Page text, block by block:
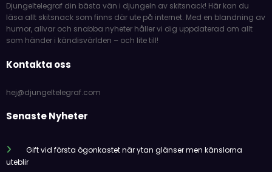
Djungeltelegraf din bästa vän i djungeln av skitsnack! Här kan du
läsa allt skitsnack som finns där ute på internet. Med en blandning av
humor, allvar och snabba nyheter håller vi dig uppdaterad om allt
som händer i kändisvärlden – och lite till!
Kontakta oss
hej@djungeltelegraf.com
Senaste Nyheter
Gift vid första ögonkastet när ytan glänser men känslorna
uteblir